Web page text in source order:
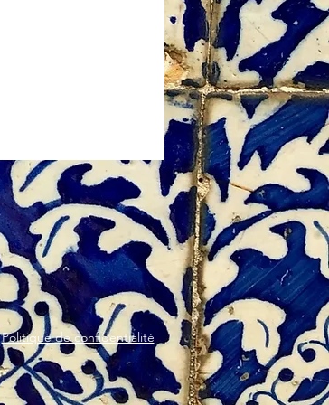
Politique de confidentialité